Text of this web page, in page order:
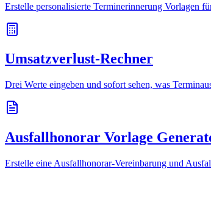
Erstelle personalisierte Terminerinnerung Vorlagen
Umsatzverlust-Rechner
Drei Werte eingeben und sofort sehen, was
Ausfallhonorar Vorlage
Erstelle eine Ausfallhonorar-Vereinbarung und